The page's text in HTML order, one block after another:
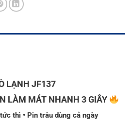
LẠNH JF137
LÀM MÁT NHANH 3 GIÂY
thì • Pin trâu dùng cả ngày